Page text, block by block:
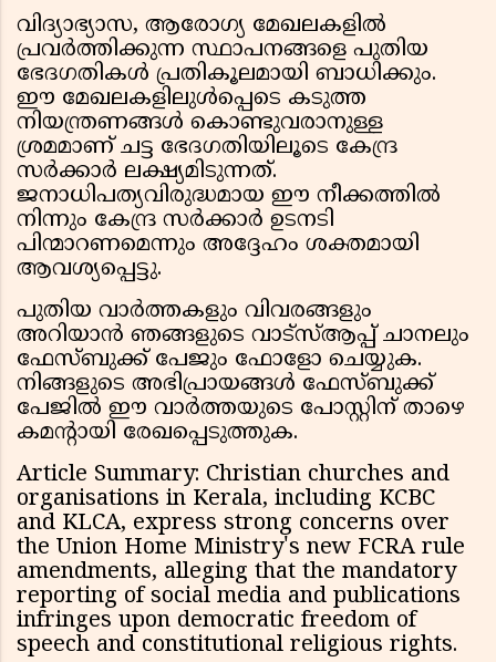
വിദ്യാഭ്യാസ, ആരോഗ്യ മേഖലകളിൽ
പ്രവർത്തിക്കുന്ന സ്ഥാപനങ്ങളെ പുതിയ
ഭേദഗതികൾ പ്രതികൂലമായി ബാധിക്കും.
ഈ മേഖലകളിലുൾപ്പെടെ കടുത്ത
നിയന്ത്രണങ്ങൾ കൊണ്ടുവരാനുള്ള
ശ്രമമാണ് ചട്ട ഭേദഗതിയിലൂടെ കേന്ദ്ര
സർക്കാർ ലക്ഷ്യമിടുന്നത്.
ജനാധിപത്യവിരുദ്ധമായ ഈ നീക്കത്തിൽ
നിന്നും കേന്ദ്ര സർക്കാർ ഉടനടി
പിന്മാറണമെന്നും അദ്ദേഹം ശക്തമായി
ആവശ്യപ്പെട്ടു.
പുതിയ വാർത്തകളും വിവരങ്ങളും
അറിയാൻ ഞങ്ങളുടെ വാട്സ്ആപ്പ് ചാനലും
ഫേസ്ബുക്ക് പേജും ഫോളോ ചെയ്യുക.
നിങ്ങളുടെ അഭിപ്രായങ്ങൾ ഫേസ്ബുക്ക്
പേജിൽ ഈ വാർത്തയുടെ പോസ്റ്റിന് താഴെ
കമൻ്റായി രേഖപ്പെടുത്തുക.
Article Summary: Christian churches and
organisations in Kerala, including KCBC
and KLCA, express strong concerns over
the Union Home Ministry's new FCRA rule
amendments, alleging that the mandatory
reporting of social media and publications
infringes upon democratic freedom of
speech and constitutional religious rights.